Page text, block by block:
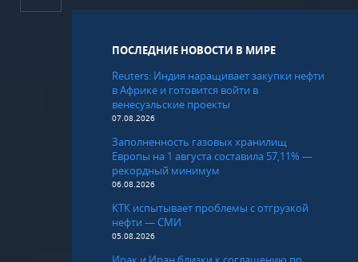
ПОСЛЕДНИЕ НОВОСТИ В МИРЕ
Reuters: Индия наращивает закупки нефти
в Африке и готовится войти в
венесуэльские проекты
07.08.2026
Заполненность газовых хранилищ
Европы на 1 августа составила 57,11% —
рекордный минимум
06.08.2026
КТК испытывает проблемы с отгрузкой
нефти — СМИ
05.08.2026